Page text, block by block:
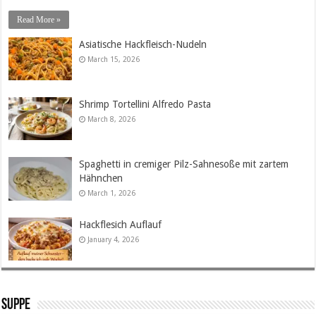
Read More »
Asiatische Hackfleisch-Nudeln
March 15, 2026
Shrimp Tortellini Alfredo Pasta
March 8, 2026
Spaghetti in cremiger Pilz-Sahnesoße mit zartem
Hähnchen
March 1, 2026
Hackflesich Auflauf
January 4, 2026
SUPPE